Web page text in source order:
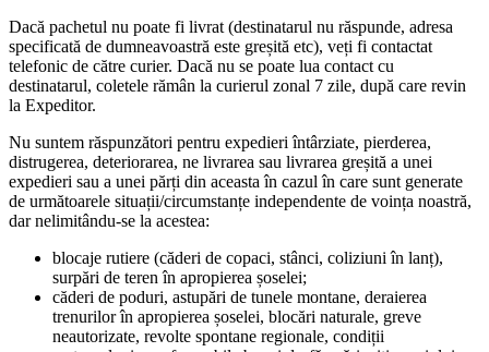
Dacă pachetul nu poate fi livrat (destinatarul nu răspunde, adresa
specificată de dumneavoastră este greșită etc), veți fi contactat
telefonic de către curier. Dacă nu se poate lua contact cu
destinatarul, coletele rămân la curierul zonal 7 zile, după care revin
la Expeditor.
Nu suntem răspunzători pentru expedieri întârziate, pierderea,
distrugerea, deteriorarea, ne livrarea sau livrarea greșită a unei
expedieri sau a unei părți din aceasta în cazul în care sunt generate
de următoarele situații/circumstanțe independente de voința noastră,
dar nelimitându-se la acestea:
blocaje rutiere (căderi de copaci, stânci, coliziuni în lanț),
surpări de teren în apropierea șoselei;
căderi de poduri, astupări de tunele montane, deraierea
trenurilor în apropierea șoselei, blocări naturale, greve
neautorizate, revolte spontane regionale, condiții